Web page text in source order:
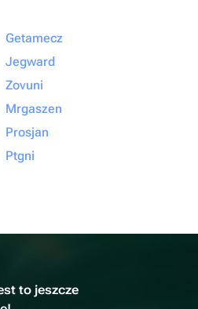
Getamecz
Jegward
Zovuni
Mrgaszen
Prosjan
Ptgni
to jeszcze